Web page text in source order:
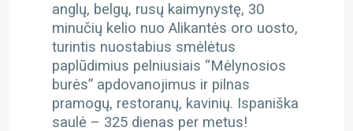
anglų, belgų, rusų kaimynystę, 30
minučių kelio nuo Alikantės oro uosto,
turintis nuostabius smėlėtus
paplūdimius pelniusiais “Mėlynosios
burės” apdovanojimus ir pilnas
pramogų, restoranų, kavinių. Ispaniška
saulė – 325 dienas per metus!